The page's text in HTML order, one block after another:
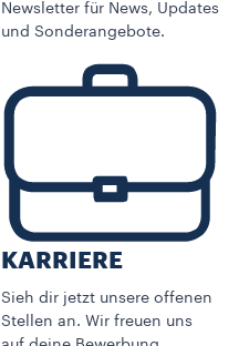
Newsletter für News, Updates
und Sonderangebote.
KARRIERE
Sieh dir jetzt unsere offenen
Stellen an. Wir freuen uns